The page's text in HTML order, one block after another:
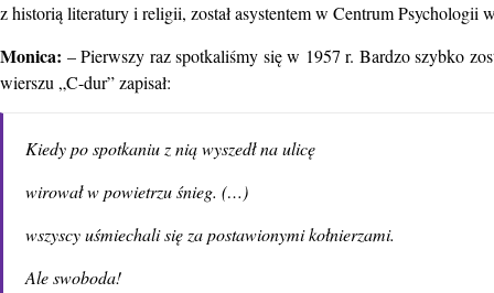
z historią literatury i religii, został asystentem w Centrum Psychologii
Monica: – Pierwszy raz spotkaliśmy się w 1957 r. Bardzo szybko
wierszu „C-dur” zapisał:
Kiedy po spotkaniu z nią wyszedł na ulicę
wirował w powietrzu śnieg. (…)
wszyscy uśmiechali się za postawionymi kołnierzami.
Ale swoboda!